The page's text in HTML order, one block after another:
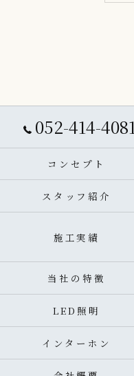
052-414-
コンセプト
スタッフ紹介
施工実績
当社の特徴
LED照明
インターホン